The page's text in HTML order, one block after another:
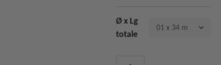
Ø x Lg
totale